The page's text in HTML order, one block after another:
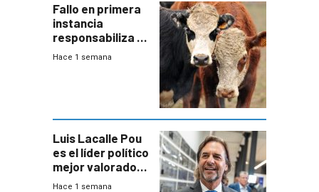
Fallo en primera
instancia
responsabiliza al
Estado por falta
Hace 1 semana
Luis Lacalle Pou
es el líder político
mejor valorado
del país, según
Hace 1 semana